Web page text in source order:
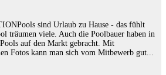
sind Urlaub zu Hause - das fühlt
träumen viele. Auch die Poolbauer haben in
auf den Markt gebracht. Mit
Fotos kann man sich vom Mitbewerb gut...